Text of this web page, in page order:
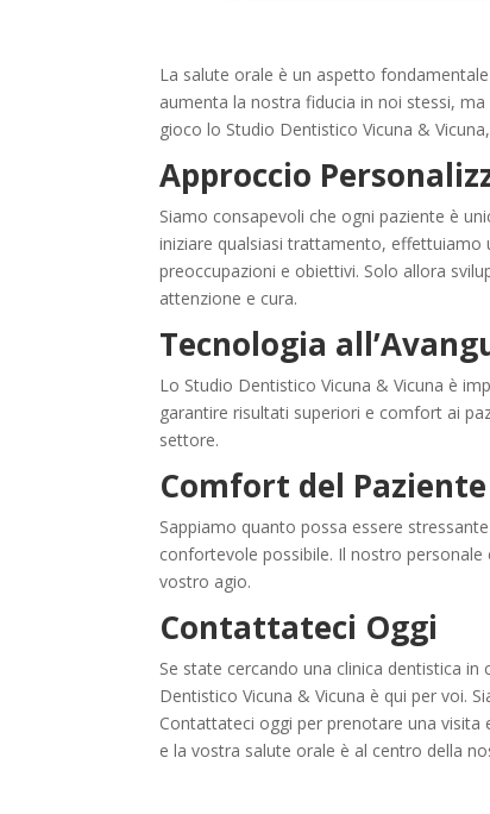
La salute orale è un aspetto
aumenta la nostra fiducia in noi stessi,
gioco lo Studio Dentistico Vicuna &
Approccio
Siamo consapevoli che ogni paziente è
iniziare qualsiasi trattamento,
preoccupazioni e obiettivi. Solo allora
attenzione e cura.
Tecnologia
Lo Studio Dentistico Vicuna & Vicuna è
garantire risultati superiori e comfort ai
settore.
Comfort del Paziente
Sappiamo quanto possa essere
confortevole possibile. Il nostro
vostro agio.
Contattateci Oggi
Se state cercando una clinica dentistica
Dentistico Vicuna & Vicuna è qui per voi.
Contattateci oggi per prenotare una
e la vostra salute orale è al centro della